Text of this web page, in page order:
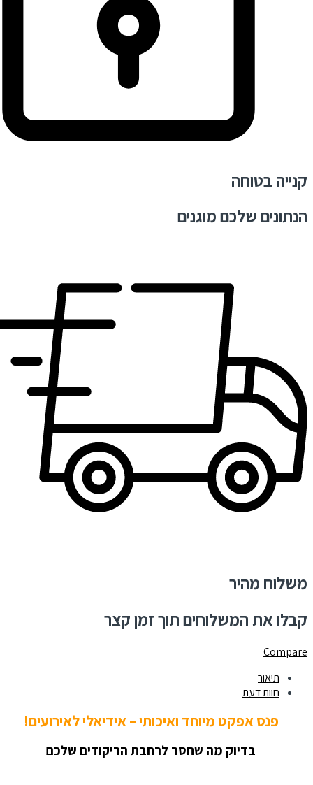
קנייה בטוחה
הנתונים שלכם מוגנים
משלוח מהיר
קבלו את המשלוחים תוך זמן קצר
Compare
תיאור
חוות דעת
פנס אפקט מיוחד ואיכותי – אידיאלי לאירועים!
בדיוק מה שחסר לרחבת הריקודים שלכם